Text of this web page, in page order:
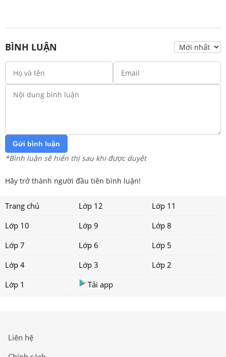
BÌNH LUẬN
Gửi bình luận
*Bình luận sẽ hiển thị sau khi được duyệt
Hãy trở thành người đầu tiên bình luận!
Trang chủ Lớp 12
Lớp 11
Lớp 10
Lớp 9
Lớp 8
Lớp 7
Lớp 6
Lớp 5
Lớp 4
Lớp 3
Lớp 2
Lớp 1
Tải app
Liên hệ